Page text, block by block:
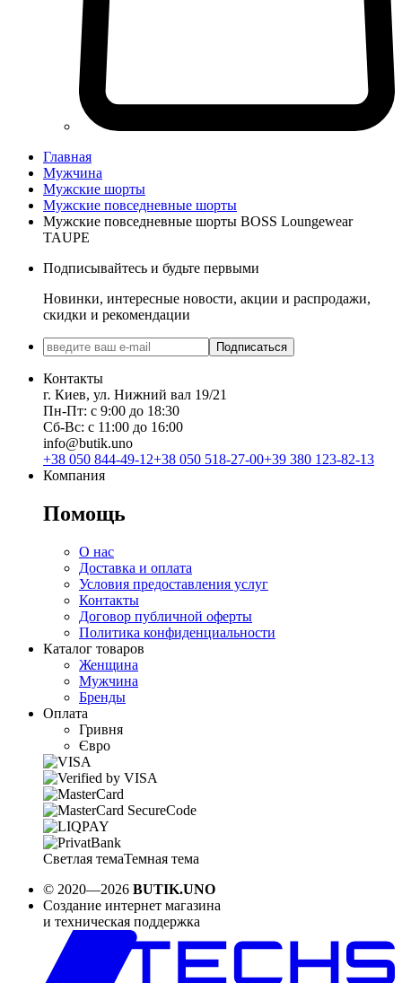
Главная
Мужчина
Мужские шорты
Мужские повседневные шорты
Мужские повседневные шорты BOSS Loungewear
TAUPE
Подписывайтесь и будьте первыми
Новинки, интересные новости, акции и распродажи,
скидки и рекомендации
Подписаться
Контакты
г. Киев, ул. Нижний вал 19/21
Пн-Пт: с 9:00 до 18:30
Сб-Вс: с 11:00 до 16:00
info@butik.uno
+38 050 844-49-12+38 050 518-27-00+39 380 123-82-13
Компания
Помощь
О нас
Доставка и оплата
Условия предоставления услуг
Контакты
Договор публичной оферты
Политика конфиденциальности
Каталог товаров
Женщина
Мужчина
Бренды
Оплата
Гривня
Євро
Светлая темаТемная тема
© 2020—2026 BUTIK.UNO
Создание интернет магазина
и техническая поддержка